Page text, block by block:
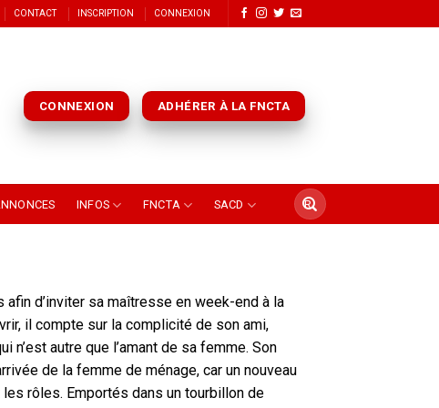
CONTACT INSCRIPTION CONNEXION
CONNEXION ADHÉRER À LA FNCTA
INFOS FNCTA SACD
d’inviter sa maîtresse en week-end à la
il compte sur la complicité de son ami,
n’est autre que l’amant de sa femme. Son
de la femme de ménage, car un nouveau
rôles. Emportés dans un tourbillon de